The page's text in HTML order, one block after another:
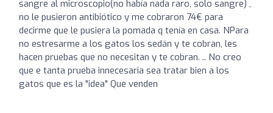
sangre al microscopio(no había nada raro, solo sangre) ,
no le pusieron antibiótico y me cobraron 74€ para
decirme que le pusiera la pomada q tenía en casa. NPara
no estresarme a los gatos los sedán y te cobran, les
hacen pruebas que no necesitan y te cobran. .. No creo
que e tanta prueba innecesaria sea tratar bien a los
gatos que es la "idea" Que venden